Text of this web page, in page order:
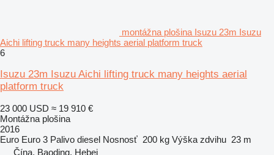
montážna plošina Isuzu 23m Isuzu
Aichi lifting truck many heights aerial platform truck
6
Isuzu 23m Isuzu Aichi lifting truck many heights aerial
platform truck
23 000 USD ≈ 19 910 €
Montážna plošina
2016
Euro Euro 3 Palivo diesel Nosnosť 200 kg Výška zdvihu 23 m
Čína, Baoding, Hebei